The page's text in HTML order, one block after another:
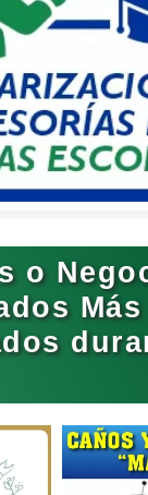
o
Más